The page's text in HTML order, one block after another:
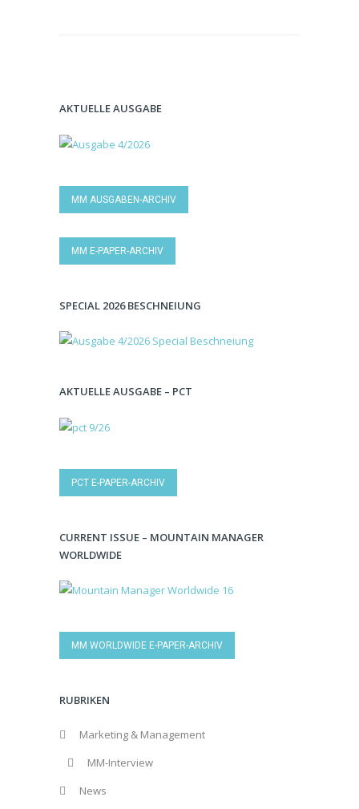
AKTUELLE AUSGABE
MM AUSGABEN-ARCHIV
MM E-PAPER-ARCHIV
SPECIAL 2026 BESCHNEIUNG
AKTUELLE AUSGABE – PCT
PCT E-PAPER-ARCHIV
CURRENT ISSUE – MOUNTAIN MANAGER
WORLDWIDE
MM WORLDWIDE E-PAPER-ARCHIV
RUBRIKEN
Marketing & Management
MM-Interview
News